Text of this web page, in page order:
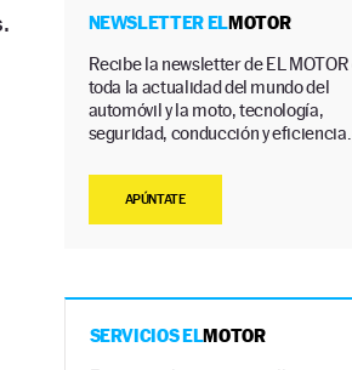
NEWSLETTER ELMOTOR
Recibe la newsletter de EL MOTOR
toda la actualidad del mundo del
automóvil y la moto, tecnología,
seguridad, conducción y eficiencia.
APÚNTATE
SERVICIOS ELMOTOR